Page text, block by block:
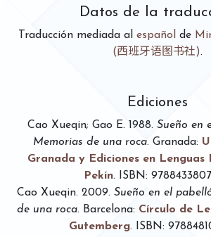
Datos de la
Traducción mediada al español de
(西班牙语图书社).
Ediciones
Cao Xueqin; Gao E. 1988. Sueño en
Memorias de una roca. Granada:
Granada y Ediciones en Lenguas
Pekín. ISBN:
Cao Xueqin. 2009. Sueño en el
de una roca. Barcelona: Círculo de
Gutemberg. ISBN: